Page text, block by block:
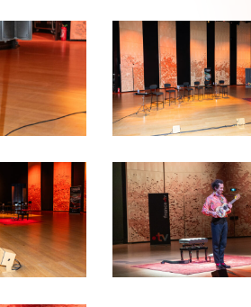
JJW-
SdS-
PH-
220126-
3922_wb
JJW-
SdS-
PH-
220126-
3923_wb
JJW-
SdS-
PH-
220126-
3926_wb
JJW-
SdS-
PH-
220126-
4000_wb